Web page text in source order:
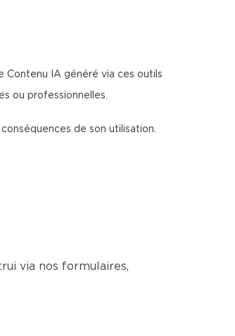
Contenu IA généré via ces outils
ou professionnelles.
de son utilisation.
via nos formulaires,